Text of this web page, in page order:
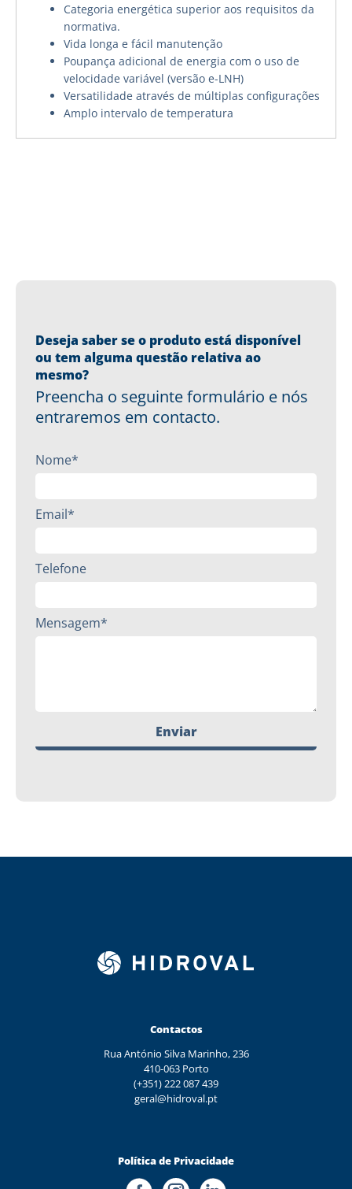
Categoria energética superior aos requisitos da
normativa.
Vida longa e fácil manutenção
Poupança adicional de energia com o uso de
velocidade variável (versão e-LNH)
Versatilidade através de múltiplas configurações
Amplo intervalo de temperatura
Deseja saber se o produto está disponível
ou tem alguma questão relativa ao
mesmo?
Preencha o seguinte formulário e nós
entraremos em contacto.
Nome*
Email*
Telefone
Mensagem*
Enviar
Contactos
Rua António Silva Marinho, 236
410-063 Porto
(+351) 222 087 439
geral@hidroval.pt
Política de Privacidade